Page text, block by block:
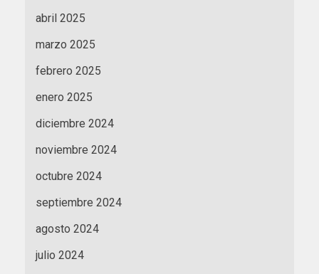
abril 2025
marzo 2025
febrero 2025
enero 2025
diciembre 2024
noviembre 2024
octubre 2024
septiembre 2024
agosto 2024
julio 2024